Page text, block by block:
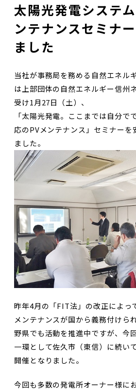
太陽光発電システ
ンテナンスセミナ
ました
当社が事務局を務める自然エネル
は上部団体の自然エネルギー信州
受け1月27日（土）、
「太陽光発電。ここまでは自分で
応のPVメンテナンス」セミナーを
ました。
昨年4月の「FIT法」の改正によっ
メンテナンスが国から義務付けら
野県でも活動を推進中ですが、今
一環として佐久市（東信）に続い
開催となりました。
今回も多数の発電所オーナー様に